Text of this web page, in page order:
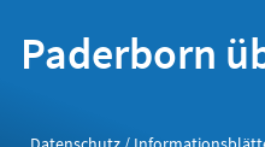
Paderborn